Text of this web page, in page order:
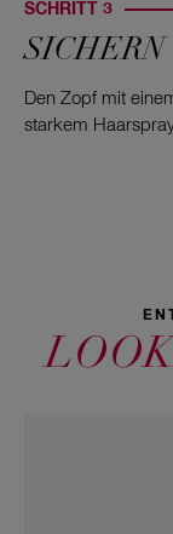
SCHRITT 3
SICHERN
Den Zopf mit
starkem